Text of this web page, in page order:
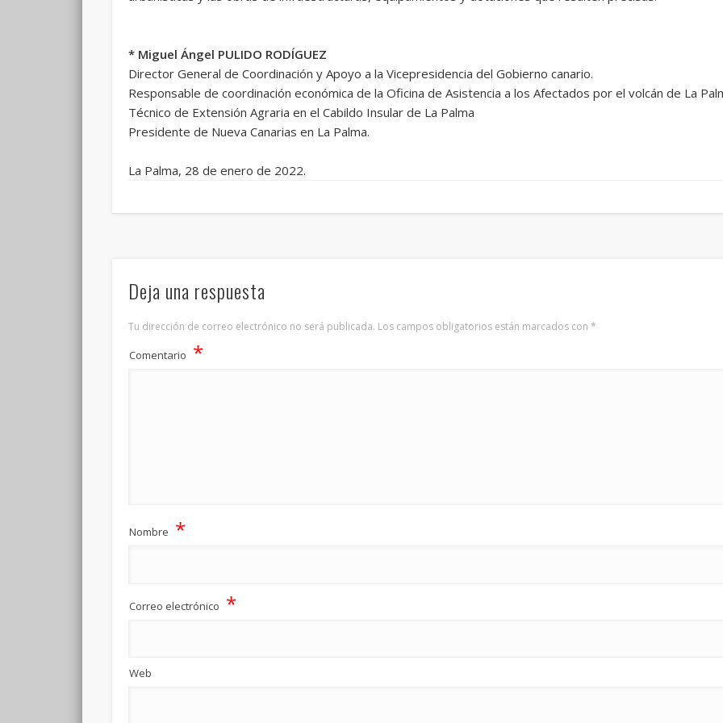
* Miguel Ángel PULIDO RODÍGUEZ
Director General de Coordinación y Apoyo a la Vicepresidencia del Gobierno canario.
Responsable de coordinación económica de la Oficina de Asistencia a los Afectados por el volcán de La
Técnico de Extensión Agraria en el Cabildo Insular de La Palma
Presidente de Nueva Canarias en La Palma.
La Palma, 28 de enero de 2022.
Deja una respuesta
Tu dirección de correo electrónico no será publicada. Los campos obligatorios están marcados con *
Comentario *
Nombre *
Correo electrónico *
Web